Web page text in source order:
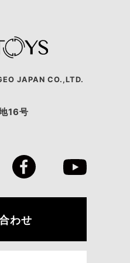
JAPAN CO.,LTD.
16号
わせ